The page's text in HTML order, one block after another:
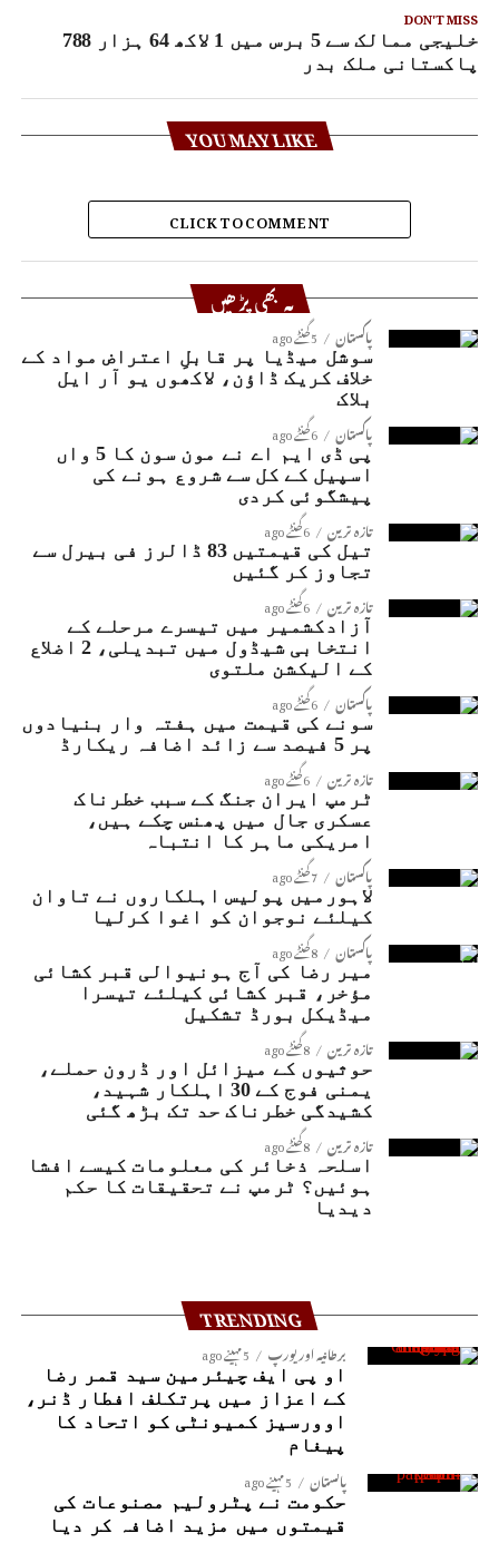
DON'T MISS
خلیجی ممالک سے 5 برس میں 1 لاکھ 64 ہزار 788
پاکستانی ملک بدر
YOU MAY LIKE
CLICK TO COMMENT
یہ بھی پڑھیں
پاکستان 5 گھنٹے ago
سوشل میڈیا پر قابلِ اعتراض مواد کے
خلاف کریک ڈاؤن، لاکھوں یو آر ایل
بلاک
پاکستان 6 گھنٹے ago
پی ڈی ایم اے نے مون سون کا 5 واں
اسپیل کے کل سے شروع ہونے کی
پیشگوئی کردی
تازہ ترین 6 گھنٹے ago
تیل کی قیمتیں 83 ڈالرز فی بیرل سے
تجاوز کر گئیں
تازہ ترین 6 گھنٹے ago
آزادکشمیر میں تیسرے مرحلے کے
انتخابی شیڈول میں تبدیلی، 2 اضلاع
کے الیکشن ملتوی
پاکستان 6 گھنٹے ago
سونے کی قیمت میں ہفتہ وار بنیادوں
پر 5 فیصد سے زائد اضافہ ریکارڈ
تازہ ترین 6 گھنٹے ago
ٹرمپ ایران جنگ کے سبب خطرناک
عسکری جال میں پھنس چکے ہیں،
امریکی ماہر کا انتباہ
پاکستان 7 گھنٹے ago
لاہورمیں پولیس اہلکاروں نے تاوان
کیلئے نوجوان کو اغوا کرلیا
پاکستان 8 گھنٹے ago
میر رضا کی آج ہونیوالی قبر کشائی
مؤخر، قبر کشائی کیلئے تیسرا
میڈیکل بورڈ تشکیل
تازہ ترین 8 گھنٹے ago
حوثیوں کے میزائل اور ڈرون حملے،
یمنی فوج کے 30 اہلکار شہید،
کشیدگی خطرناک حد تک بڑھ گئی
تازہ ترین 8 گھنٹے ago
اسلحہ ذخائر کی معلومات کیسے افشا
ہوئیں؟ ٹرمپ نے تحقیقات کا حکم
دیدیا
TRENDING
برطانیہ اور یورپ 5 مہینے ago
او پی ایف چیئرمین سید قمر رضا
کے اعزاز میں پرتکلف افطار ڈنر،
اوورسیز کمیونٹی کو اتحاد کا
پیغام
پاکستان 5 مہینے ago
حکومت نے پٹرولیم مصنوعات کی
قیمتوں میں مزید اضافہ کر دیا